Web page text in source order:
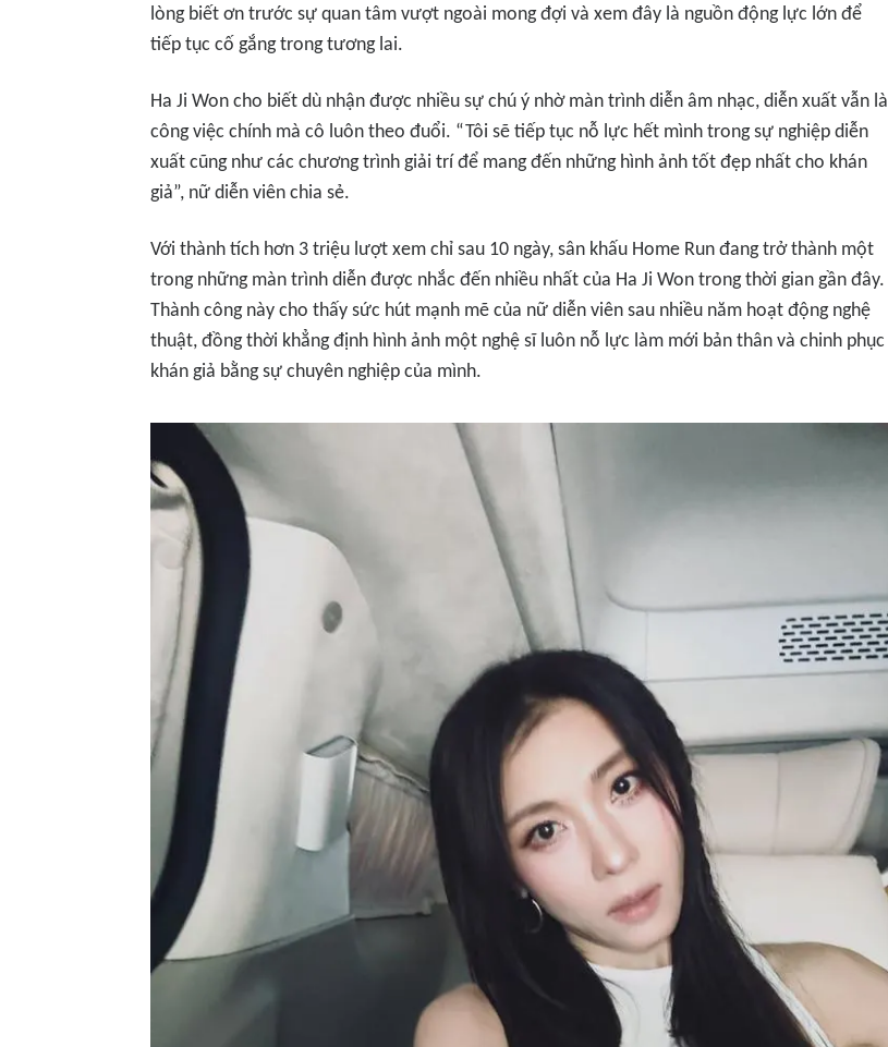
lòng biết ơn trước sự quan tâm vượt ngoài mong đợi và xem đây là nguồn động lực lớn để
tiếp tục cố gắng trong tương lai.
Ha Ji Won cho biết dù nhận được nhiều sự chú ý nhờ màn trình diễn âm nhạc, diễn xuất vẫn là
công việc chính mà cô luôn theo đuổi. “Tôi sẽ tiếp tục nỗ lực hết mình trong sự nghiệp diễn
xuất cũng như các chương trình giải trí để mang đến những hình ảnh tốt đẹp nhất cho khán
giả”, nữ diễn viên chia sẻ.
Với thành tích hơn 3 triệu lượt xem chỉ sau 10 ngày, sân khấu Home Run đang trở thành một
trong những màn trình diễn được nhắc đến nhiều nhất của Ha Ji Won trong thời gian gần đây.
Thành công này cho thấy sức hút mạnh mẽ của nữ diễn viên sau nhiều năm hoạt động nghệ
thuật, đồng thời khẳng định hình ảnh một nghệ sĩ luôn nỗ lực làm mới bản thân và chinh phục
khán giả bằng sự chuyên nghiệp của mình.